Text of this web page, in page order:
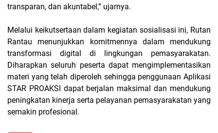
transparan, dan akuntabel,” ujarnya.
Melalui keikutsertaan dalam kegiatan sosialisasi ini, Rutan
Rantau menunjukkan komitmennya dalam mendukung
transformasi digital di lingkungan pemasyarakatan.
Diharapkan seluruh peserta dapat mengimplementasikan
materi yang telah diperoleh sehingga penggunaan Aplikasi
STAR PROAKSI dapat berjalan maksimal dan mendukung
peningkatan kinerja serta pelayanan pemasyarakatan yang
semakin profesional.